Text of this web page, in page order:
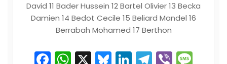
David 11 Bader Hussein 12 Bartel Olivier 13 Becka
Damien 14 Bedot Cecile 15 Beliard Mandel 16
Berrabah Mohamed 17 Berthon
Facebook
WhatsApp
X Bluesky
LinkedIn
Telegram
Viber